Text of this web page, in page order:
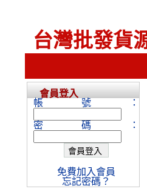
台灣批發貨
會員登入
帳號：
密碼：
免費加入會員
忘記密碼？